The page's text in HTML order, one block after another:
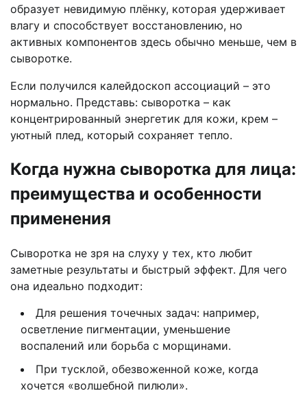
образует невидимую плёнку, которая удерживает
влагу и способствует восстановлению, но
активных компонентов здесь обычно меньше, чем в
сыворотке.
Если получился калейдоскоп ассоциаций – это
нормально. Представь: сыворотка – как
концентрированный энергетик для кожи, крем –
уютный плед, который сохраняет тепло.
Когда нужна сыворотка для лица:
преимущества и особенности
применения
Сыворотка не зря на слуху у тех, кто любит
заметные результаты и быстрый эффект. Для чего
она идеально подходит:
Для решения точечных задач: например,
осветление пигментации, уменьшение
воспалений или борьба с морщинами.
При тусклой, обезвоженной коже, когда
хочется «волшебной пилюли».